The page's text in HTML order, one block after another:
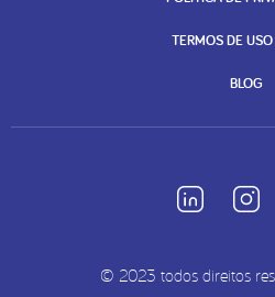
TERMOS DE
BLOG
© 2023 todos direitos